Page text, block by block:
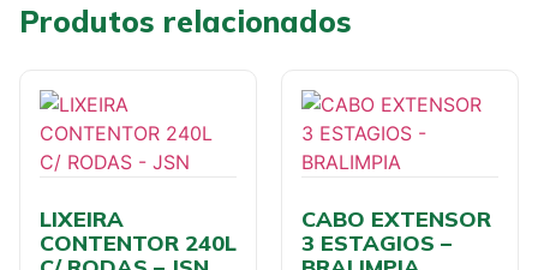
Produtos relacionados
LIXEIRA
CONTENTOR 240L
CABO EXTENSOR
3 ESTAGIOS –